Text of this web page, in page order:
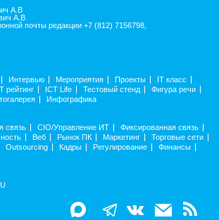
А.В
А.В
почты редакции +7 (812) 7156798,
Интервью Мероприятия Проекты
IT класс
рейтинг ICT Life Тестовый стенд
Фигура речи
Инфографика
связь CIO/Управление ИТ
Фиксированная связь
Веб Рынок ПК Маркетинг
Торговые сети
Outsourcing Кадры Регулирование
Финансы